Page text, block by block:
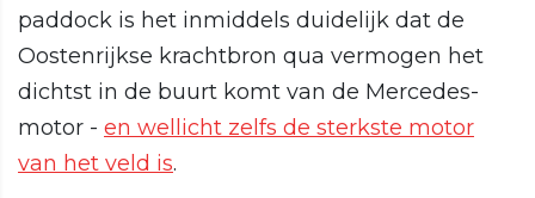
paddock is het inmiddels duidelijk dat de
Oostenrijkse krachtbron qua vermogen het
dichtst in de buurt komt van de Mercedes-
motor - en wellicht zelfs de sterkste motor
van het veld is.